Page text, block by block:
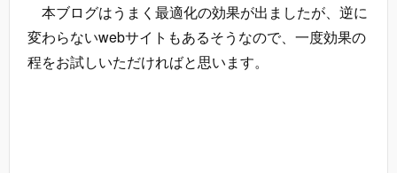
本ブログはうまく最適化の効果が出ましたが、逆に
変わらないwebサイトもあるそうなので、一度効果の
程をお試しいただければと思います。